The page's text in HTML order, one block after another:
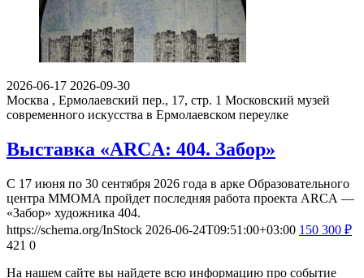
2026-06-17 2026-09-30
Москва , Ермолаевский пер., 17, стр. 1 Московский музей
современного искусства в Ермолаевском переулке
Выставка «ARCA: 404. Забор»
С 17 июня по 30 сентября 2026 года в арке Образовательного
центра ММОМА пройдет последняя работа проекта ARCA —
«Забор» художника 404.
https://schema.org/InStock 2026-06-24T09:51:00+03:00 150 300 ₽
421 0
На нашем сайте вы найдете всю информацию про событие